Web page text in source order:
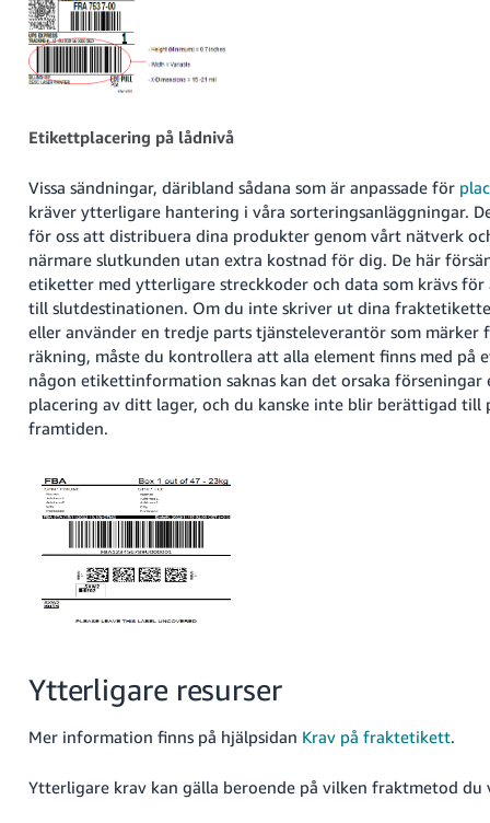
Etikettplacering på lådnivå
Vissa sändningar, däribland sådana som är anpassade för
kräver ytterligare hantering i våra sorteringsanläggningar.
för oss att distribuera dina produkter genom vårt nätverk
närmare slutkunden utan extra kostnad för dig. De här
etiketter med ytterligare streckkoder och data som krävs för
till slutdestinationen. Om du inte skriver ut dina
eller använder en tredje parts tjänsteleverantör som märker
räkning, måste du kontrollera att alla element finns med på
någon etikettinformation saknas kan det orsaka
placering av ditt lager, och du kanske inte blir berättigad till
framtiden.
Ytterligare resurser
Mer information finns på hjälpsidan Krav på fraktetikett.
Ytterligare krav kan gälla beroende på vilken fraktmetod du